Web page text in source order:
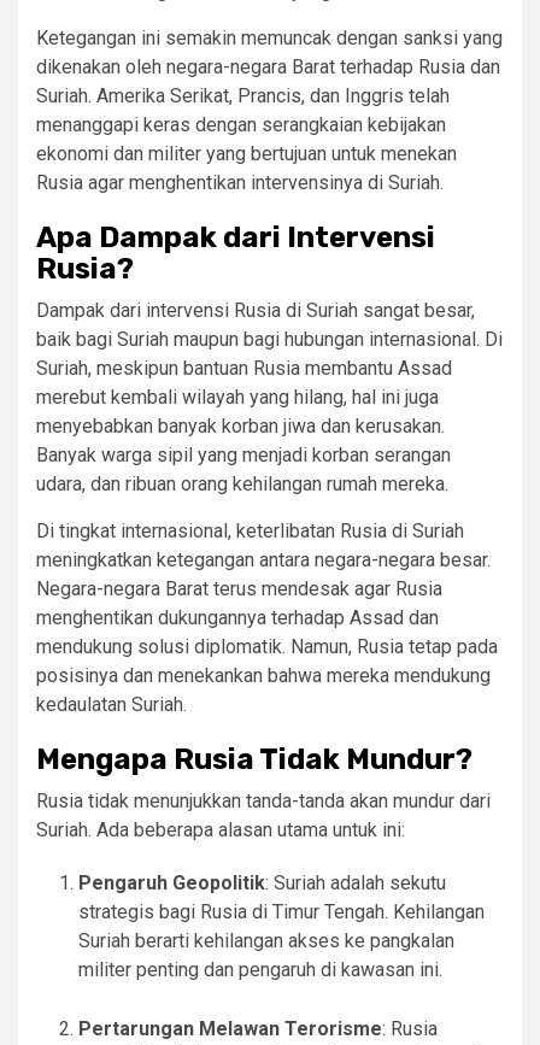
Ketegangan ini semakin memuncak dengan sanksi yang
dikenakan oleh negara-negara Barat terhadap Rusia dan
Suriah. Amerika Serikat, Prancis, dan Inggris telah
menanggapi keras dengan serangkaian kebijakan
ekonomi dan militer yang bertujuan untuk menekan
Rusia agar menghentikan intervensinya di Suriah.
Apa Dampak dari Intervensi
Rusia?
Dampak dari intervensi Rusia di Suriah sangat besar,
baik bagi Suriah maupun bagi hubungan internasional. Di
Suriah, meskipun bantuan Rusia membantu Assad
merebut kembali wilayah yang hilang, hal ini juga
menyebabkan banyak korban jiwa dan kerusakan.
Banyak warga sipil yang menjadi korban serangan
udara, dan ribuan orang kehilangan rumah mereka.
Di tingkat internasional, keterlibatan Rusia di Suriah
meningkatkan ketegangan antara negara-negara besar.
Negara-negara Barat terus mendesak agar Rusia
menghentikan dukungannya terhadap Assad dan
mendukung solusi diplomatik. Namun, Rusia tetap pada
posisinya dan menekankan bahwa mereka mendukung
kedaulatan Suriah.
Mengapa Rusia Tidak Mundur?
Rusia tidak menunjukkan tanda-tanda akan mundur dari
Suriah. Ada beberapa alasan utama untuk ini:
Pengaruh Geopolitik: Suriah adalah sekutu
strategis bagi Rusia di Timur Tengah. Kehilangan
Suriah berarti kehilangan akses ke pangkalan
militer penting dan pengaruh di kawasan ini.
Pertarungan Melawan Terorisme: Rusia